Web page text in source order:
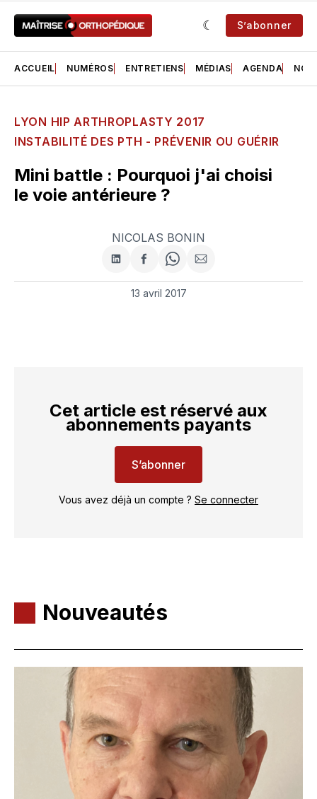
S’abonner
ACCUEIL NUMÉROS ENTRETIENS MÉDIAS AGENDA NOS
LYON HIP ARTHROPLASTY 2017
INSTABILITÉ DES PTH - PRÉVENIR OU GUÉRIR
Mini battle : Pourquoi j'ai choisi
le voie antérieure ?
NICOLAS BONIN
Partager
sur
LinkedIn
Partager
sur
Facebook
Share
on
WhatsApp
Partager
par
13 avril 2017
Cet article est réservé aux
abonnements payants
S’abonner
Vous avez déjà un compte ? Se connecter
Nouveautés